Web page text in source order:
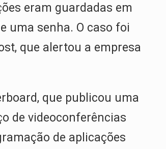
eram guardadas em
uma senha. O caso foi
que alertou a empresa
que publicou uma
de videoconferências
de aplicações